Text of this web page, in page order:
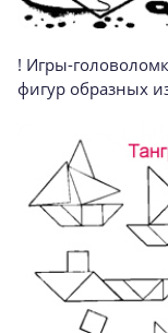
! Игры-
фигур образных